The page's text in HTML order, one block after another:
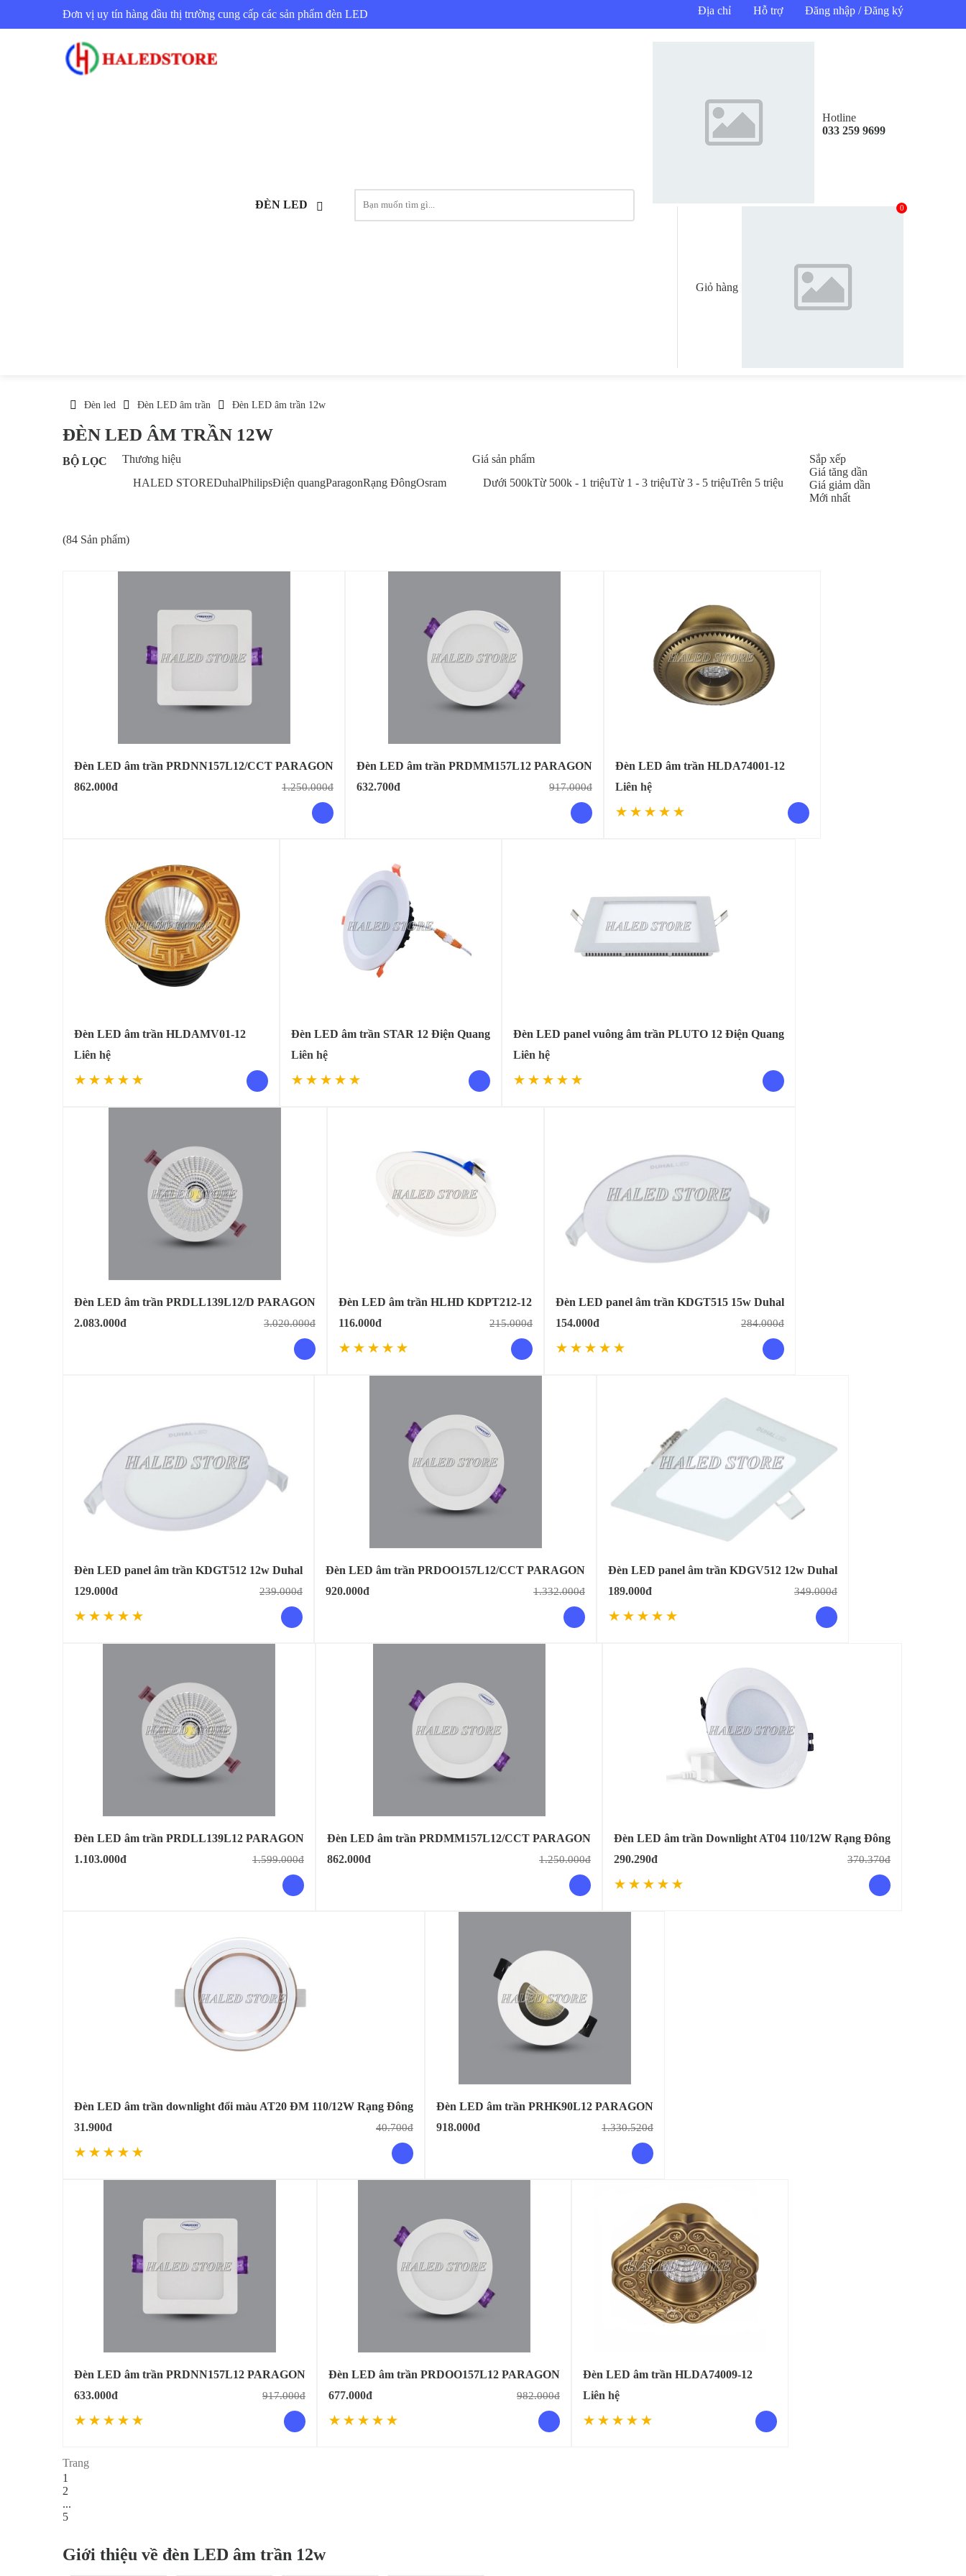
Đơn vị uy tín hàng đầu thị trường cung cấp các sản phẩm đèn LED Địa chỉ Hỗ trợ Đăng nhập / Đăng ký
ĐÈN LED
Hotline
033 259 9699
Giỏ hàng
0
Đèn led Đèn LED âm trần Đèn LED âm trần 12w
ĐÈN LED ÂM TRẦN 12W
BỘ LỌC
Thương hiệu
HALED STOREDuhalPhilipsĐiện quangParagonRạng ĐôngOsram
Giá sản phẩm
Dưới 500kTừ 500k - 1 triệuTừ 1 - 3 triệuTừ 3 - 5 triệuTrên 5 triệu
Sắp xếp
Giá tăng dần
Giá giảm dần
Mới nhất
(84 Sản phẩm)
Đèn LED âm trần PRDNN157L12/CCT PARAGON
862.000đ
1.250.000đ
Đèn LED âm trần PRDMM157L12 PARAGON
632.700đ
917.000đ
Đèn LED âm trần HLDA74001-12
Liên hệ
Đèn LED âm trần HLDAMV01-12
Liên hệ
Đèn LED âm trần STAR 12 Điện Quang
Liên hệ
Đèn LED panel vuông âm trần PLUTO 12 Điện Quang
Liên hệ
Đèn LED âm trần PRDLL139L12/D PARAGON
2.083.000đ
3.020.000đ
Đèn LED âm trần HLHD KDPT212-12
116.000đ
215.000đ
Đèn LED panel âm trần KDGT515 15w Duhal
154.000đ
284.000đ
Đèn LED panel âm trần KDGT512 12w Duhal
129.000đ
239.000đ
Đèn LED âm trần PRDOO157L12/CCT PARAGON
920.000đ
1.332.000đ
Đèn LED panel âm trần KDGV512 12w Duhal
189.000đ
349.000đ
Đèn LED âm trần PRDLL139L12 PARAGON
1.103.000đ
1.599.000đ
Đèn LED âm trần PRDMM157L12/CCT PARAGON
862.000đ
1.250.000đ
Đèn LED âm trần Downlight AT04 110/12W Rạng Đông
290.290đ
370.370đ
Đèn LED âm trần downlight đổi màu AT20 ĐM 110/12W Rạng Đông
31.900đ
40.700đ
Đèn LED âm trần PRHK90L12 PARAGON
918.000đ
1.330.520đ
Đèn LED âm trần PRDNN157L12 PARAGON
633.000đ
917.000đ
Đèn LED âm trần PRDOO157L12 PARAGON
677.000đ
982.000đ
Đèn LED âm trần HLDA74009-12
Liên hệ
Trang
1
2
...
5
Giới thiệu về đèn LED âm trần 12w